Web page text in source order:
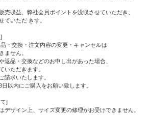
売収益、弊社会員ポイントを没収させていただき、
ていただ きす。
・交換・注文内容の変更・キャンセルは
ません。
返品・交換などのお申し出があった場合、
いただきます。
請求いたします。
以内にご購入をお願い致します。
]
デザイン上、サイズ変更の修理がお受けできません。